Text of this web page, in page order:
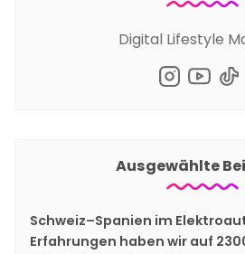
Digital Lifestyle
Ausgewählte
Schweiz–Spanien im
Erfahrungen haben wir auf